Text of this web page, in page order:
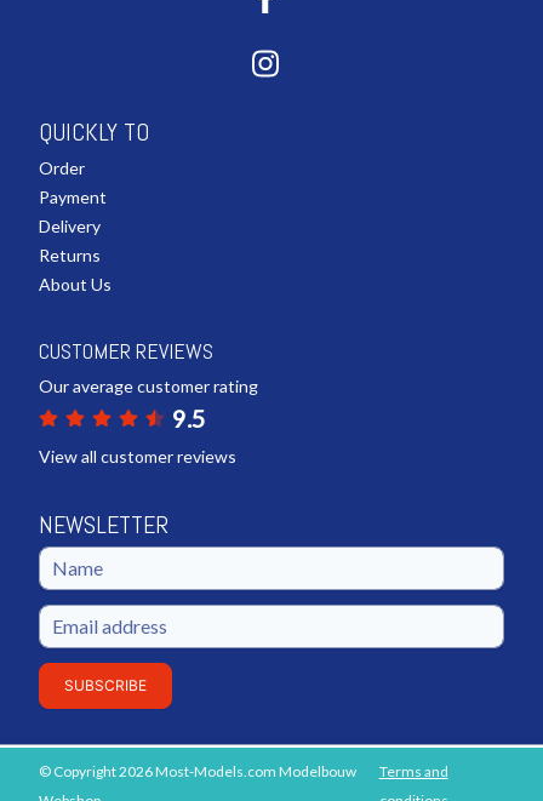
ADD TO SHOPPING CART
QUICKLY TO
Order
Payment
Delivery
Returns
About Us
CUSTOMER REVIEWS
Our average customer rating
9.5
View all customer reviews
NEWSLETTER
SUBSCRIBE
© Copyright 2026 Most-Models.com Modelbouw
Terms and